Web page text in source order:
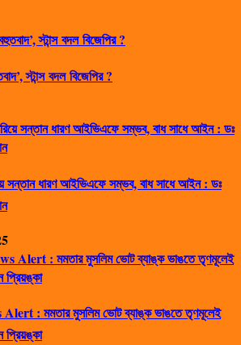
স্টান্স বদল বিজেপির ?
সন্তান ধারণ আইভিএফে সম্ভব, বাধ সাধে আইন : ডঃ
: মমতার মুসলিম ভোট ব্যাঙ্ক ভাঙতে তৃণমূলেই
প্রিয়ঙ্কা